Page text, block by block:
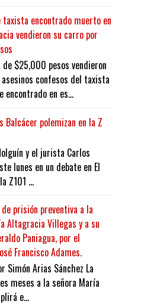
taxista encontrado muerto en
vendieron su carro por
de $25,000 pesos vendieron
confesos del taxista
encontrado en es...
Balcácer polemizan en la Z
y el jurista Carlos
lunes en un debate en El
Z101 ...
prisión preventiva a la
Altagracia Villegas y a su
Paniagua, por el
Francisco Adames.
Simón Arias Sánchez La
meses a la señora María
e...